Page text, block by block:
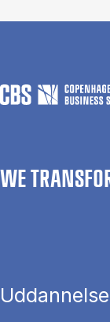
WE